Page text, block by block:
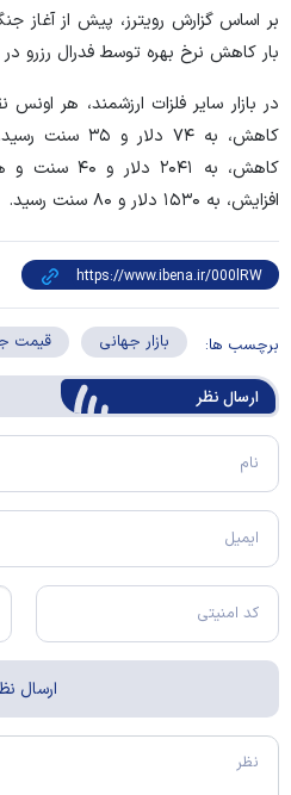
بر اساس گزارش رویترز، پیش از آغاز
بار کاهش نرخ بهره توسط فدرال رزرو
افزایش، به ۱۵۳۰ دلار و ۸۰ سنت رسید.
برچسب ها: بازار جهانی قیمت
ارسال‌ نظر